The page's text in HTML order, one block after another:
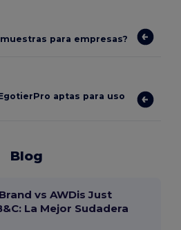
para empresas?
aptas para uso
Blog
vs AWDis Just
La Mejor Sudadera